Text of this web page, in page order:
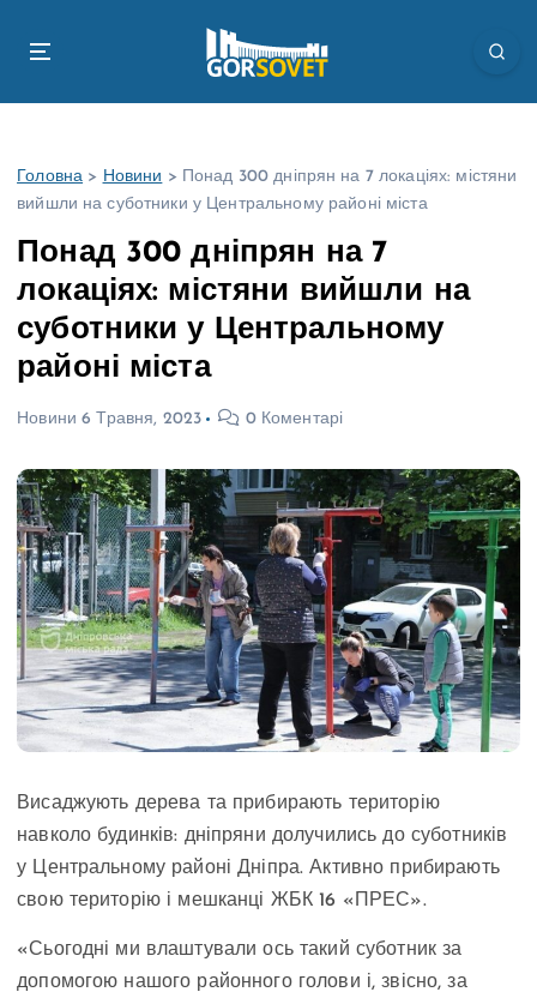
Головна > Новини >
Понад 300 дніпрян на 7 локаціях: містяни
вийшли на суботники у Центральному районі міста
Понад 300 дніпрян на 7
локаціях: містяни вийшли на
суботники у Центральному
районі міста
Новини 6 Травня, 2023 0 Коментарі
Висаджують дерева та прибирають територію
навколо будинків: дніпряни долучились до суботників
у Центральному районі Дніпра. Активно прибирають
свою територію і мешканці ЖБК 16 «ПРЕС».
«Сьогодні ми влаштували ось такий суботник за
допомогою нашого районного голови і, звісно, за